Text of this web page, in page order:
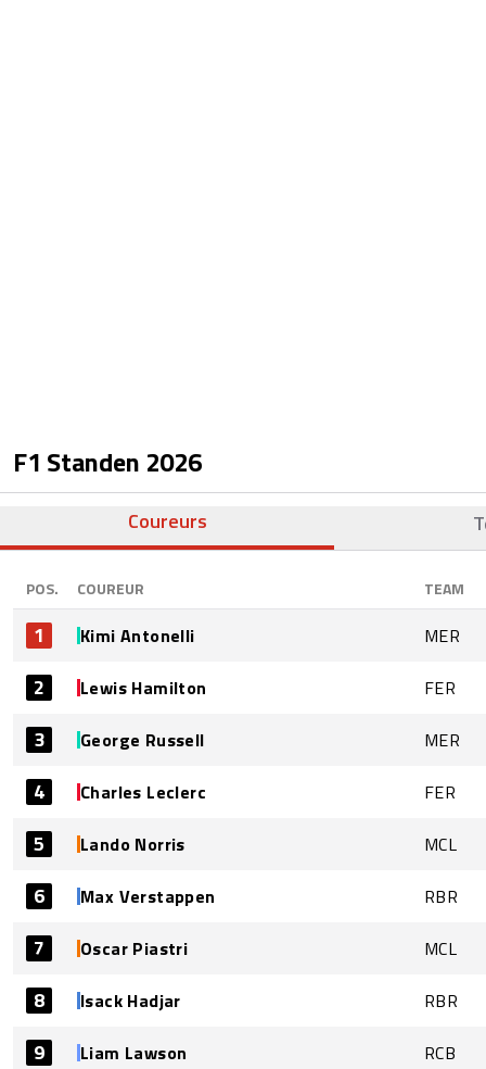
F1 Standen 2026
Coureurs
POS. COUREUR TEAM
1 Kimi Antonelli MER
2 Lewis Hamilton FER
3 George Russell MER
4 Charles Leclerc FER
5 Lando Norris MCL
6 Max Verstappen RBR
7 Oscar Piastri MCL
8 Isack Hadjar RBR
9 Liam Lawson RCB